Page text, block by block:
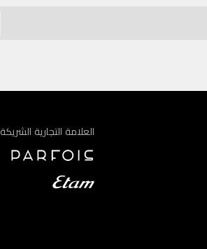
العلامة التجارية الشريكة